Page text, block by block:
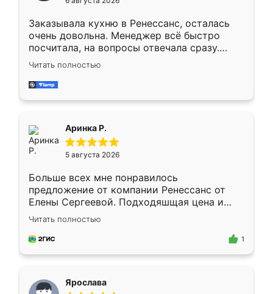
мебели буду заказывать только здесь.
Заказывала кухню в Ренессанс, осталась
очень довольна. Менеджер всё быстро
посчитала, на вопросы отвечала сразу.
Замерщик приехал в субботу, подошёл к
делу со всей ответственностью. Собрали
за день, ребята работали аккуратно, даже
Читать полностью
Аринка Р.
5 августа 2026
Больше всех мне понравилось
предложение от компании Ренессанс от
Елены Сергеевой. Подходяшщая цена и
короткие сроки изготовления. Приехавший
для замера сотрудник Владислав
предложил по моему эскизу самый
Читать полностью
1
Ярослава